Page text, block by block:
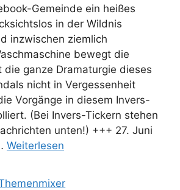
Gemeinde ein heißes
in der Wildnis
inzwischen ziemlich
bewegt die
die ganze Dramaturgie dieses
nicht in Vergessenheit
Vorgänge in diesem Invers-
(Bei Invers-Tickern stehen
unten!) +++ 27. Juni
Weiterlesen